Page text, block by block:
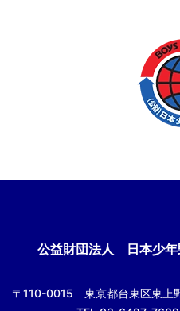
公益財団法人 日本少
〒110-0015 東京都台東区東